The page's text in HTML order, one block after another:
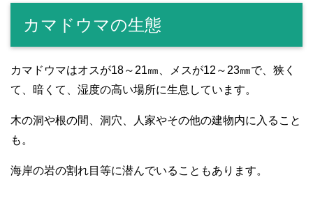
カマドウマの生態
カマドウマはオスが18～21㎜、メスが12～23㎜で、狭く
て、暗くて、湿度の高い場所に生息しています。
木の洞や根の間、洞穴、人家やその他の建物内に入ること
も。
海岸の岩の割れ目等に潜んでいることもあります。